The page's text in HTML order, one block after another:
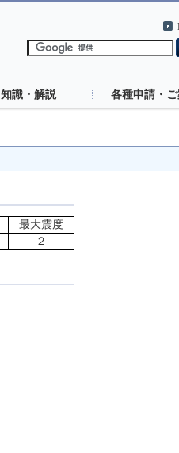
知識・解説 各種申請・
最大震度
２